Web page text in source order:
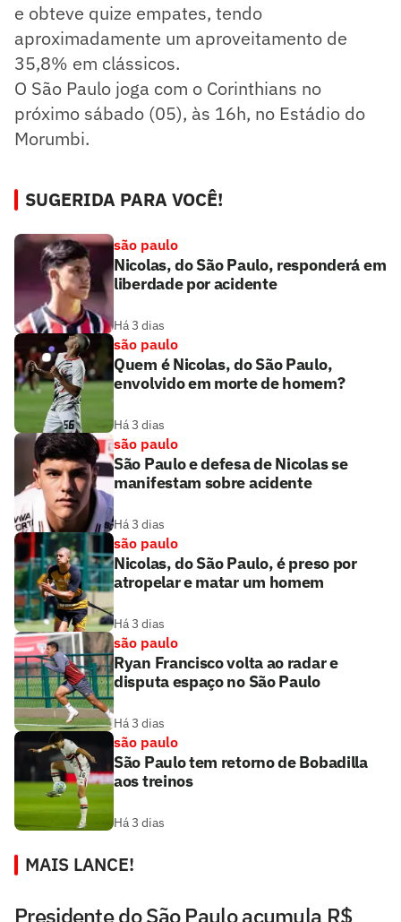
e obteve quize empates, tendo
aproximadamente um aproveitamento de
35,8% em clássicos.
O São Paulo joga com o Corinthians no
próximo sábado (05), às 16h, no Estádio do
Morumbi.
SUGERIDA PARA VOCÊ!
são paulo
Nicolas, do São Paulo, responderá em
liberdade por acidente
Há 3 dias
são paulo
Quem é Nicolas, do São Paulo,
envolvido em morte de homem?
Há 3 dias
são paulo
São Paulo e defesa de Nicolas se
manifestam sobre acidente
Há 3 dias
são paulo
Nicolas, do São Paulo, é preso por
atropelar e matar um homem
Há 3 dias
são paulo
Ryan Francisco volta ao radar e
disputa espaço no São Paulo
Há 3 dias
são paulo
São Paulo tem retorno de Bobadilla
aos treinos
Há 3 dias
MAIS LANCE!
Presidente do São Paulo acumula R$